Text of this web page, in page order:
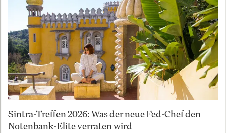
Sintra-Treffen 2026: Was der neue Fed-Chef den
Notenbank-Elite verraten wird